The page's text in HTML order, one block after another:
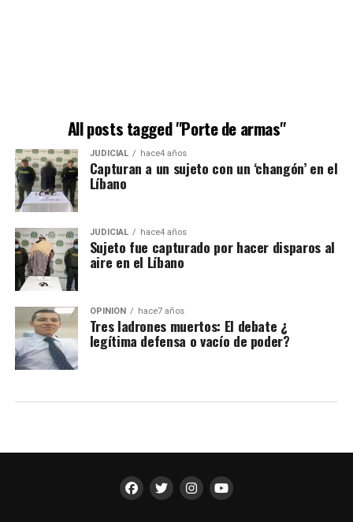
All posts tagged "Porte de armas"
JUDICIAL hace4 años
Capturan a un sujeto con un ‘changón’ en el
Líbano
JUDICIAL hace4 años
Sujeto fue capturado por hacer disparos al
aire en el Líbano
OPINIÓN hace7 años
Tres ladrones muertos: El debate ¿
legítima defensa o vacío de poder?